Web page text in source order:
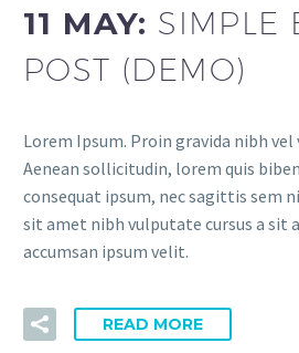
11 MAY: SIMPLE
POST (DEMO)
Lorem Ipsum. Proin gravida nibh
Aenean sollicitudin, lorem quis
consequat ipsum, nec sagittis sem
sit amet nibh vulputate cursus a sit
accumsan ipsum velit.
READ MORE